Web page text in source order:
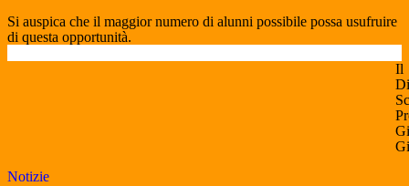
Si auspica che il maggior numero di alunni possibile possa usufruire
di questa opportunità.
Il
Notizie